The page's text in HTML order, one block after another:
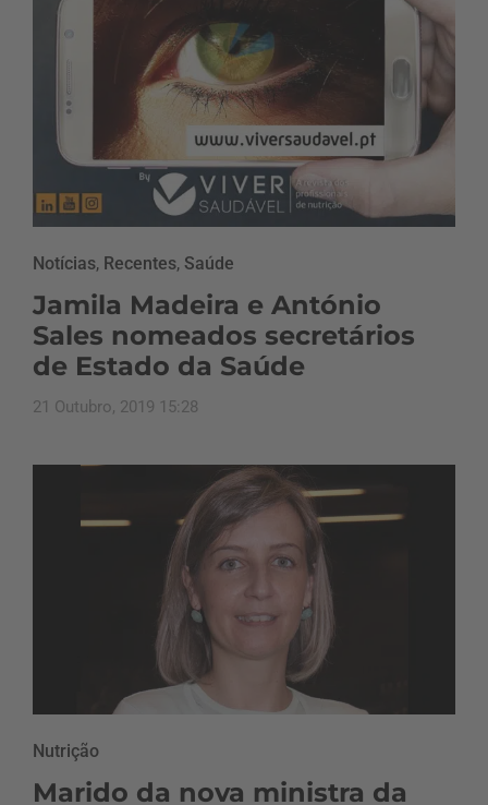
Notícias, Recentes, Saúde
Jamila Madeira e António
Sales nomeados secretários
de Estado da Saúde
21 Outubro, 2019 15:28
Nutrição
Marido da nova ministra da